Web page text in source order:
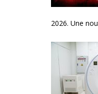
2026. Une